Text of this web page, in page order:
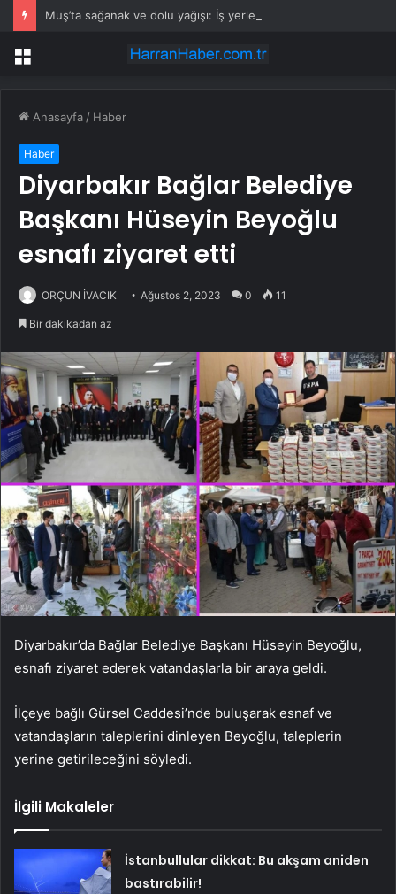
Muş’ta sağanak ve dolu yağışı: İş yerlerini su bastı
Menü
Anasayfa / Haber
Haber
Diyarbakır Bağlar Belediye
Başkanı Hüseyin Beyoğlu
esnafı ziyaret etti
ORÇUN İVACIK Ağustos 2, 2023 0 11
Bir dakikadan az
Diyarbakır’da Bağlar Belediye Başkanı Hüseyin Beyoğlu,
esnafı ziyaret ederek vatandaşlarla bir araya geldi.
İlçeye bağlı Gürsel Caddesi’nde buluşarak esnaf ve
vatandaşların taleplerini dinleyen Beyoğlu, taleplerin
yerine getirileceğini söyledi.
İlgili Makaleler
İstanbullular dikkat: Bu akşam aniden
bastırabilir!